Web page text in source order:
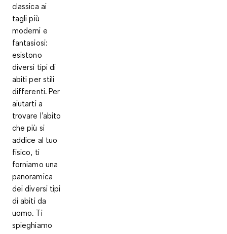
classica ai
tagli più
moderni e
fantasiosi:
esistono
diversi tipi di
abiti per stili
differenti. Per
aiutarti a
trovare l’abito
che più si
addice al tuo
fisico, ti
forniamo una
panoramica
dei diversi tipi
di abiti da
uomo. Ti
spieghiamo